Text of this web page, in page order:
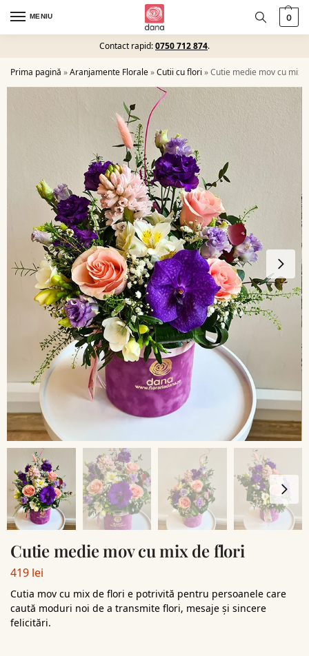
MENIU 0
Contact rapid:0750 712 874.
Prima pagină »Aranjamente Florale»Cutii cu flori »Cutie medie mov cu mix
Cutie medie mov cu mix de flori
419 lei
Cutia mov cu mix de flori e potrivită pentru persoanele care
caută moduri noi de a transmite flori, mesaje și sincere
felicitări.